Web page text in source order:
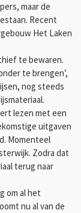
maar de
Recent
Het Laken
te bewaren.
te brengen’,
nog steeds
lezen met een
uitgaven
Momenteel
Zodra dat
terug naar
om al het
nu al van de